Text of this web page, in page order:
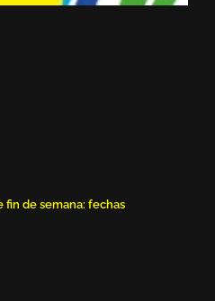
fin de semana: fechas